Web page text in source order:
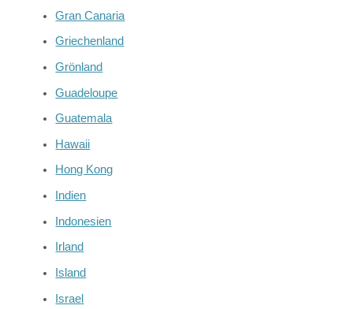
Gran Canaria
Griechenland
Grönland
Guadeloupe
Guatemala
Hawaii
Hong Kong
Indien
Indonesien
Irland
Island
Israel